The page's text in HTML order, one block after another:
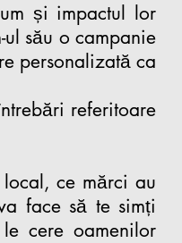
și impactul lor
său o campanie
personalizată ca
referitoare
ce mărci au
face să te simți
cere oamenilor